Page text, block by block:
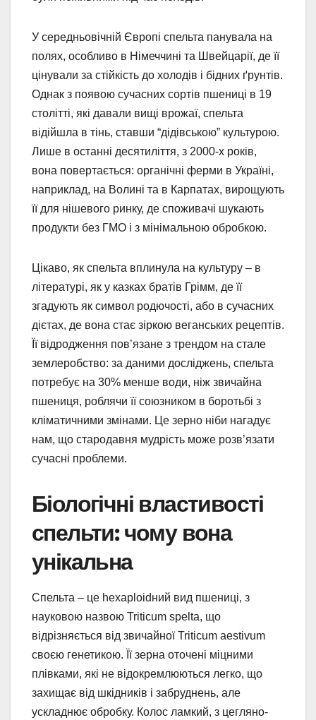
У середньовічній Європі спельта панувала на
полях, особливо в Німеччині та Швейцарії, де її
цінували за стійкість до холодів і бідних ґрунтів.
Однак з появою сучасних сортів пшениці в 19
столітті, які давали вищі врожаї, спельта
відійшла в тінь, ставши “дідівською” культурою.
Лише в останні десятиліття, з 2000-х років,
вона повертається: органічні ферми в Україні,
наприклад, на Волині та в Карпатах, вирощують
її для нішевого ринку, де споживачі шукають
продукти без ГМО і з мінімальною обробкою.
Цікаво, як спельта вплинула на культуру – в
літературі, як у казках братів Грімм, де її
згадують як символ родючості, або в сучасних
дієтах, де вона стає зіркою веганських рецептів.
Її відродження пов’язане з трендом на стале
землеробство: за даними досліджень, спельта
потребує на 30% менше води, ніж звичайна
пшениця, роблячи її союзником в боротьбі з
кліматичними змінами. Це зерно ніби нагадує
нам, що стародавня мудрість може розв’язати
сучасні проблеми.
Біологічні властивості
спельти: чому вона
унікальна
Спельта – це hexaploidний вид пшениці, з
науковою назвою Triticum spelta, що
відрізняється від звичайної Triticum aestivum
своєю генетикою. Її зерна оточені міцними
плівками, які не відокремлюються легко, що
захищає від шкідників і забруднень, але
ускладнює обробку. Колос ламкий, з цегляно-